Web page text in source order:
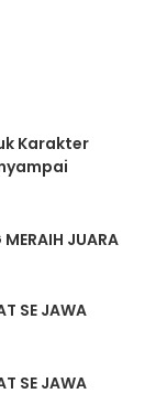
Karakter
MERAIH JUARA
SE JAWA
SE JAWA